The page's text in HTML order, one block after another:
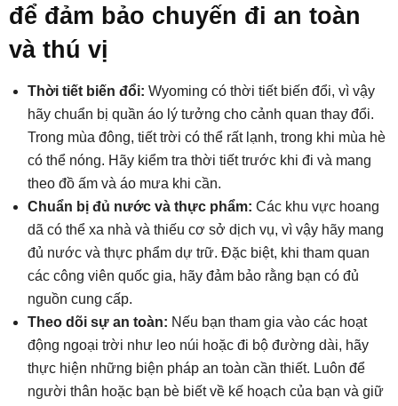
để đảm bảo chuyến đi an toàn
và thú vị
Thời tiết biến đổi: Wyoming có thời tiết biến đổi, vì vậy
hãy chuẩn bị quần áo lý tưởng cho cảnh quan thay đổi.
Trong mùa đông, tiết trời có thể rất lạnh, trong khi mùa hè
có thể nóng. Hãy kiểm tra thời tiết trước khi đi và mang
theo đồ ấm và áo mưa khi cần.
Chuẩn bị đủ nước và thực phẩm: Các khu vực hoang
dã có thể xa nhà và thiếu cơ sở dịch vụ, vì vậy hãy mang
đủ nước và thực phẩm dự trữ. Đặc biệt, khi tham quan
các công viên quốc gia, hãy đảm bảo rằng bạn có đủ
nguồn cung cấp.
Theo dõi sự an toàn: Nếu bạn tham gia vào các hoạt
động ngoại trời như leo núi hoặc đi bộ đường dài, hãy
thực hiện những biện pháp an toàn cần thiết. Luôn để
người thân hoặc bạn bè biết về kế hoạch của bạn và giữ